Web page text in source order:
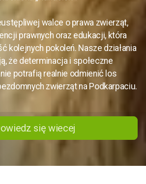
walce o prawa zwierząt,
prawnych oraz edukacji, która
kolejnych pokoleń. Nasze działania
że determinacja i społeczne
potrafią realnie odmienić los
zwierząt na Podkarpaciu.
się wiecej